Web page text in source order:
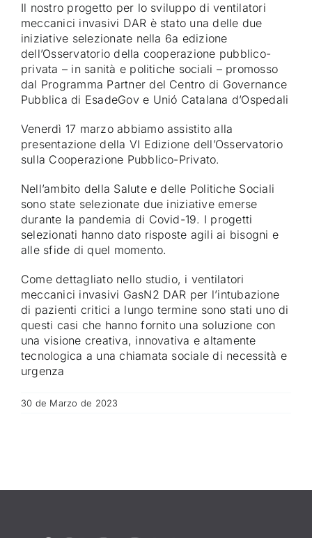
Il nostro progetto per lo sviluppo di ventilatori
meccanici invasivi DAR è stato una delle due
iniziative selezionate nella 6a edizione
dell’Osservatorio della cooperazione pubblico-
privata – in sanità e politiche sociali – promosso
dal Programma Partner del Centro di Governance
Pubblica di EsadeGov e Unió Catalana d’Ospedali
Venerdì 17 marzo abbiamo assistito alla
presentazione della VI Edizione dell’Osservatorio
sulla Cooperazione Pubblico-Privato.
Nell’ambito della Salute e delle Politiche Sociali
sono state selezionate due iniziative emerse
durante la pandemia di Covid-19. I progetti
selezionati hanno dato risposte agili ai bisogni e
alle sfide di quel momento.
Come dettagliato nello studio, i ventilatori
meccanici invasivi GasN2 DAR per l’intubazione
di pazienti critici a lungo termine sono stati uno di
questi casi che hanno fornito una soluzione con
una visione creativa, innovativa e altamente
tecnologica a una chiamata sociale di necessità e
urgenza
30 de Marzo de 2023